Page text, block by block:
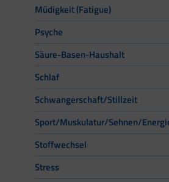
Müdigkeit (Fatigue)
Psyche
Säure-Basen-Haushalt
Schlaf
Schwangerschaft/Stillzeit
Sport/Muskulatur/Sehnen/
Stoffwechsel
Stress